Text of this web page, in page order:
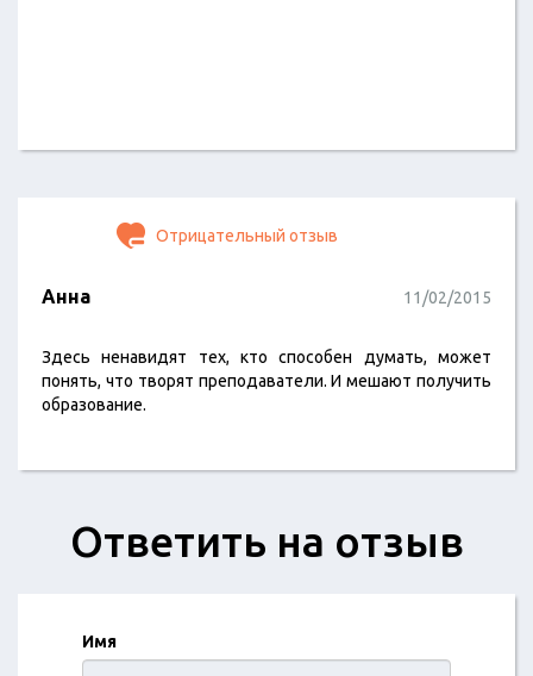
Отрицательный отзыв
Анна 11/02/2015
Здесь ненавидят тех, кто способен думать, может
понять, что творят преподаватели. И мешают получить
образование.
Ответить на отзыв
Имя